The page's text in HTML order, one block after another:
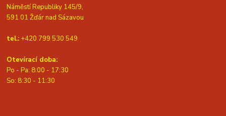
Náměstí Republiky 145/9,
591 01 Žďár nad Sázavou
tel.: +420 799 530 549
Otevírací doba:
Po - Pa: 8:00 - 17:30
So: 8:30 - 11:30